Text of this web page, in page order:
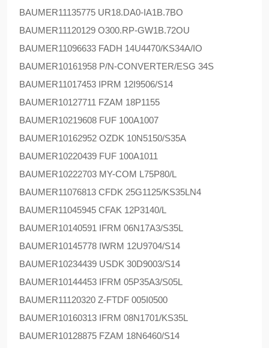
BAUMER11135775 UR18.DA0-IA1B.7BO
BAUMER11120129 O300.RP-GW1B.72OU
BAUMER11096633 FADH 14U4470/KS34A/IO
BAUMER10161958 P/N-CONVERTER/ESG 34S
BAUMER11017453 IPRM 12I9506/S14
BAUMER10127711 FZAM 18P1155
BAUMER10219608 FUF 100A1007
BAUMER10162952 OZDK 10N5150/S35A
BAUMER10220439 FUF 100A1011
BAUMER10222703 MY-COM L75P80/L
BAUMER11076813 CFDK 25G1125/KS35LN4
BAUMER11045945 CFAK 12P3140/L
BAUMER10140591 IFRM 06N17A3/S35L
BAUMER10145778 IWRM 12U9704/S14
BAUMER10234439 USDK 30D9003/S14
BAUMER10144453 IFRM 05P35A3/S05L
BAUMER11120320 Z-FTDF 005I0500
BAUMER10160313 IFRM 08N1701/KS35L
BAUMER10128875 FZAM 18N6460/S14